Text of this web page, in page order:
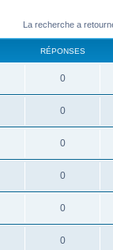
La recherche a
RÉPONSES
0
0
0
0
0
0